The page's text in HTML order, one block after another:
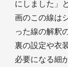
にしました」
画のこの線は
った線の解釈
裏の設定や衣
必要になる細